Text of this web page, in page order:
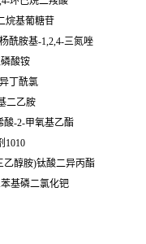
烷基葡糖苷
酰胺基-1,2,4-三氮唑
磷酸铵
丁酰氯
二乙胺
酸-2-甲氧基乙酯
1010
乙醇胺)钛酸二异丙酯
苯基磷二氯化钯